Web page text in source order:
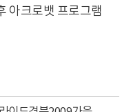
아크로뱃 프로그램